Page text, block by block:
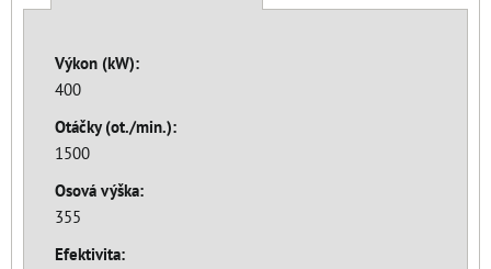
Výkon (kW):
400
Otáčky (ot./min.):
1500
Osová výška:
355
Efektivita: